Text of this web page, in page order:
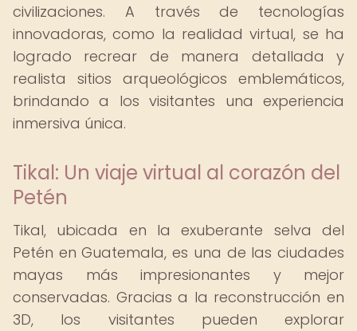
civilizaciones. A través de tecnologías
innovadoras, como la realidad virtual, se ha
logrado recrear de manera detallada y
realista sitios arqueológicos emblemáticos,
brindando a los visitantes una experiencia
inmersiva única.
Tikal: Un viaje virtual al corazón del
Petén
Tikal, ubicada en la exuberante selva del
Petén en Guatemala, es una de las ciudades
mayas más impresionantes y mejor
conservadas. Gracias a la reconstrucción en
3D, los visitantes pueden explorar